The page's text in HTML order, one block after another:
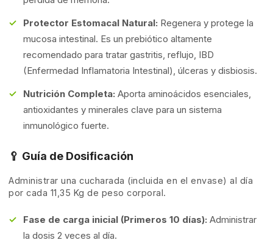
Protector Estomacal Natural: Regenera y protege la
mucosa intestinal. Es un prebiótico altamente
recomendado para tratar gastritis, reflujo, IBD
(Enfermedad Inflamatoria Intestinal), úlceras y disbiosis.
Nutrición Completa: Aporta aminoácidos esenciales,
antioxidantes y minerales clave para un sistema
inmunológico fuerte.
🥄 Guía de Dosificación
Administrar una cucharada (incluida en el envase) al día
por cada 11,35 Kg de peso corporal.
Fase de carga inicial (Primeros 10 días): Administrar
la dosis 2 veces al día.